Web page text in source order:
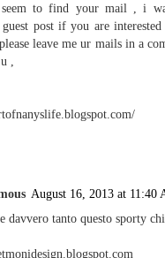
to find your mail , i
guest post if you are
leave me ur mails in a
,
August 16, 2013 at 11:40
davvero tanto questo sporty